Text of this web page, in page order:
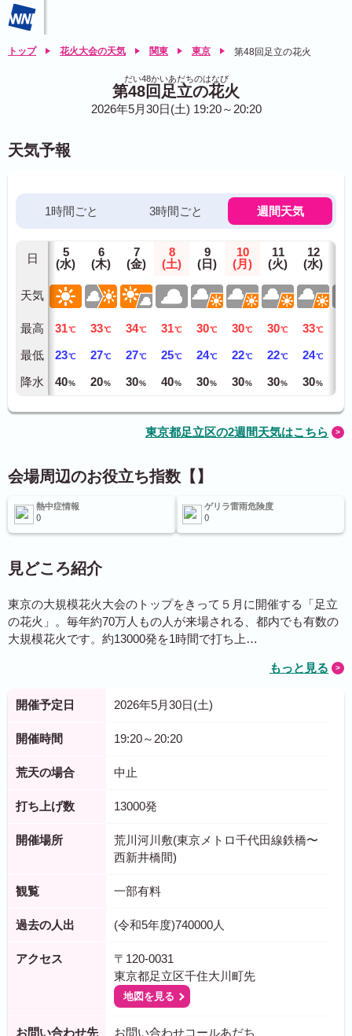
トップ 花火大会の天気 関東 東京 第48回足立の花火
だい48かいあだちのはなび
第48回足立の花火
2026年5月30日(土) 19:20～20:20
天気予報
1時間ごと 3時間ごと 週間天気
日
天気
最高
最低
降水
5
(水)
31℃
23℃
40%
6
(木)
33℃
27℃
20%
7
(金)
34℃
27℃
30%
8
(土)
31℃
25℃
40%
9
(日)
30℃
24℃
30%
10
(月)
30℃
22℃
30%
11
(火)
30℃
22℃
30%
12
(水)
33℃
24℃
30%
東京都足立区の2週間天気はこちら
会場周辺のお役立ち指数【】
熱中症情報 ゲリラ雷雨危険度
見どころ紹介
東京の大規模花火大会のトップをきって５月に開催する「足立
の花火」。毎年約70万人もの人が来場される、都内でも有数の
大規模花火です。約13000発を1時間で打ち上…
もっと見る
開催予定日 2026年5月30日(土)
開催時間 19:20～20:20
荒天の場合 中止
打ち上げ数 13000発
開催場所
荒川河川敷(東京メトロ千代田線鉄橋〜
西新井橋間)
観覧 一部有料
過去の人出 (令和5年度)740000人
アクセス
〒120-0031
東京都足立区千住大川町先
地図を見る
お問い合わせ先
お問い合わせコールあだち